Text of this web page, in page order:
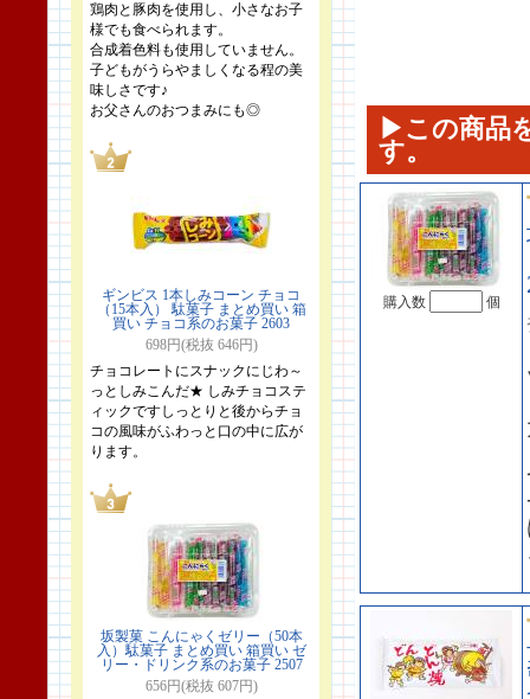
鶏肉と豚肉を使用し、小さなお子
様でも食べられます。
合成着色料も使用していません。
子どもがうらやましくなる程の美
味しさです♪
お父さんのおつまみにも◎
ギンビス 1本しみコーン チョコ
（15本入） 駄菓子 まとめ買い 箱
買い チョコ系のお菓子 2603
698円(税抜 646円)
チョコレートにスナックにじわ～
っとしみこんだ★ しみチョコステ
ィックですしっとりと後からチョ
コの風味がふわっと口の中に広が
ります。
坂製菓 こんにゃくゼリー（50本
入）駄菓子 まとめ買い 箱買い ゼ
リー・ドリンク系のお菓子 2507
656円(税抜 607円)
▶この商品
す。
購入数 個